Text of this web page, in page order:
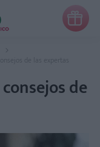

de las expertas
de